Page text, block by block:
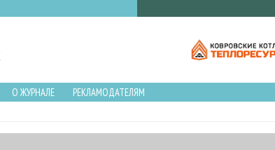
О ЖУРНАЛЕ
РЕКЛАМОДАТЕЛЯМ